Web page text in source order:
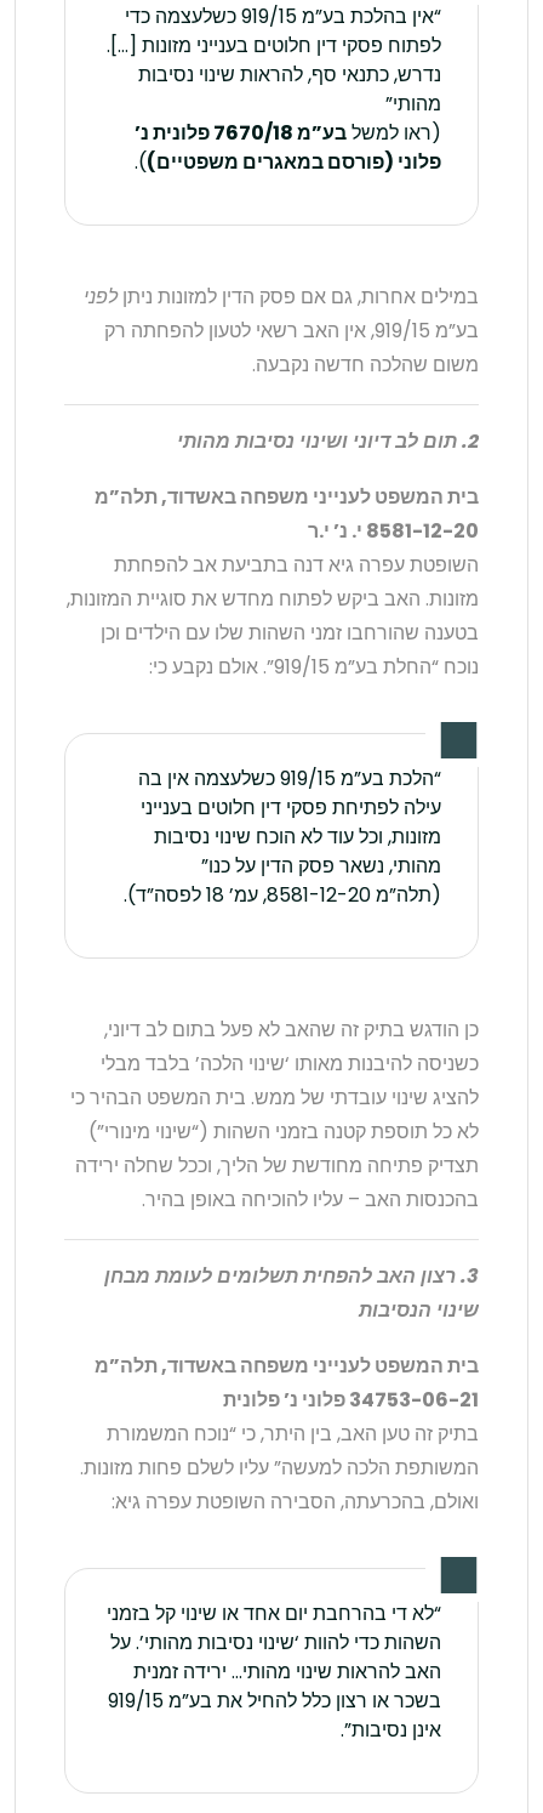
“אין בהלכת בע”מ 919/15 כשלעצמה כדי
לפתוח פסקי דין חלוטים בענייני מזונות […].
נדרש, כתנאי סף, להראות שינוי נסיבות
מהותי”
(ראו למשל
בע”מ 7670/18 פלונית נ’
פלוני (פורסם במאגרים משפטיים)).
במילים אחרות, גם אם פסק הדין למזונות ניתןלפני
בע”מ 919/15, אין האב רשאי לטעון להפחתה רק
משום שהלכה חדשה נקבעה.
2. תום לב דיוני ושינוי נסיבות מהותי
בית המשפט לענייני משפחה באשדוד, תלה”מ
8581-12-20 י. נ’ י.ר
השופטת עפרה גיא דנה בתביעת אב להפחתת
מזונות. האב ביקש לפתוח מחדש את סוגיית המזונות,
בטענה שהורחבו זמני השהות שלו עם הילדים וכן
נוכח “החלת בע”מ 919/15”. אולם נקבע כי:
“הלכת בע”מ 919/15 כשלעצמה אין בה
עילה לפתיחת פסקי דין חלוטים בענייני
מזונות, וכל עוד לא הוכח שינוי נסיבות
מהותי, נשאר פסק הדין על כנו”
(תלה”מ 8581-12-20, עמ’ 18 לפסה”ד).
כן הודגש בתיק זה שהאב לא פעל בתום לב דיוני,
כשניסה להיבנות מאותו ‘שינוי הלכה’ בלבד מבלי
להציג שינוי עובדתי של ממש. בית המשפט הבהיר כי
לא כל תוספת קטנה בזמני השהות (“שינוי מינורי”)
תצדיק פתיחה מחודשת של הליך, וככל שחלה ירידה
בהכנסות האב – עליו להוכיחה באופן בהיר.
3. רצון האב להפחית תשלומים לעומת מבחן
שינוי הנסיבות
בית המשפט לענייני משפחה באשדוד, תלה”מ
34753-06-21 פלוני נ’ פלונית
בתיק זה טען האב, בין היתר, כי “נוכח המשמורת
המשותפת הלכה למעשה” עליו לשלם פחות מזונות.
ואולם, בהכרעתה, הסבירה השופטת עפרה גיא:
“לא די בהרחבת יום אחד או שינוי קל בזמני
השהות כדי להוות ‘שינוי נסיבות מהותי’. על
האב להראות שינוי מהותי… ירידה זמנית
בשכר או רצון כלל להחיל את בע”מ 919/15
אינן נסיבות”.